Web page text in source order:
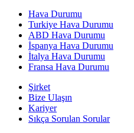
Hava Durumu
Turkiye Hava Durumu
ABD Hava Durumu
İspanya Hava Durumu
İtalya Hava Durumu
Fransa Hava Durumu
Şirket
Bize Ulaşın
Kariyer
Sıkça Sorulan Sorular